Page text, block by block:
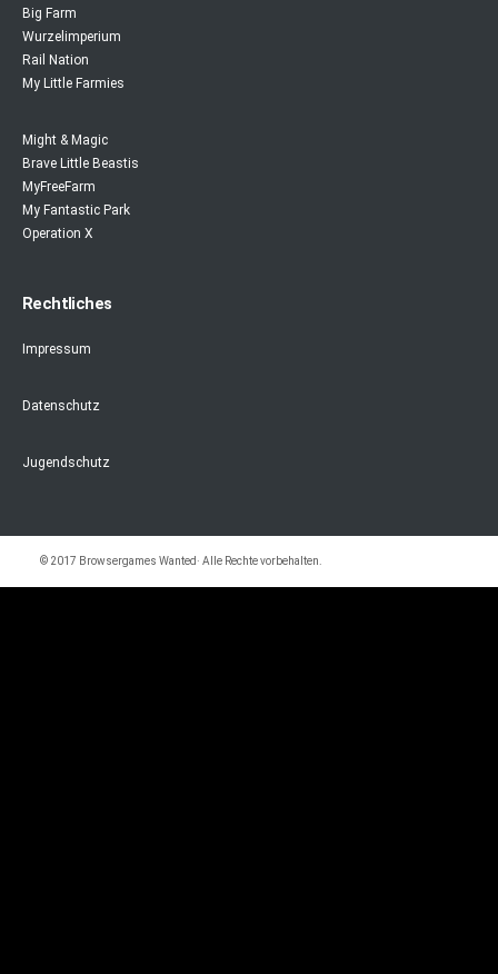
Big Farm
Wurzelimperium
Rail Nation
My Little Farmies
Might & Magic
Brave Little Beastis
MyFreeFarm
My Fantastic Park
Operation X
Rechtliches
Impressum
Datenschutz
Jugendschutz
© 2017 Browsergames Wanted· Alle Rechte vorbehalten.